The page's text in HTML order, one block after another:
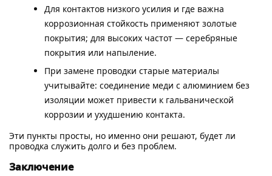
Для контактов низкого усилия и где важна
коррозионная стойкость применяют золотые
покрытия; для высоких частот — серебряные
покрытия или напыление.
При замене проводки старые материалы
учитывайте: соединение меди с алюминием без
изоляции может привести к гальванической
коррозии и ухудшению контакта.
Эти пункты просты, но именно они решают, будет ли
проводка служить долго и без проблем.
Заключение